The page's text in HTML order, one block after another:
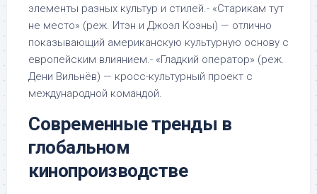
элементы разных культур и стилей.- «Старикам тут
не место» (реж. Итэн и Джоэл Коэны) — отлично
показывающий американскую культурную основу с
европейским влиянием.- «Гладкий оператор» (реж.
Дени Вильнёв) — кросс-культурный проект с
международной командой.
Современные тренды в
глобальном
кинопроизводстве